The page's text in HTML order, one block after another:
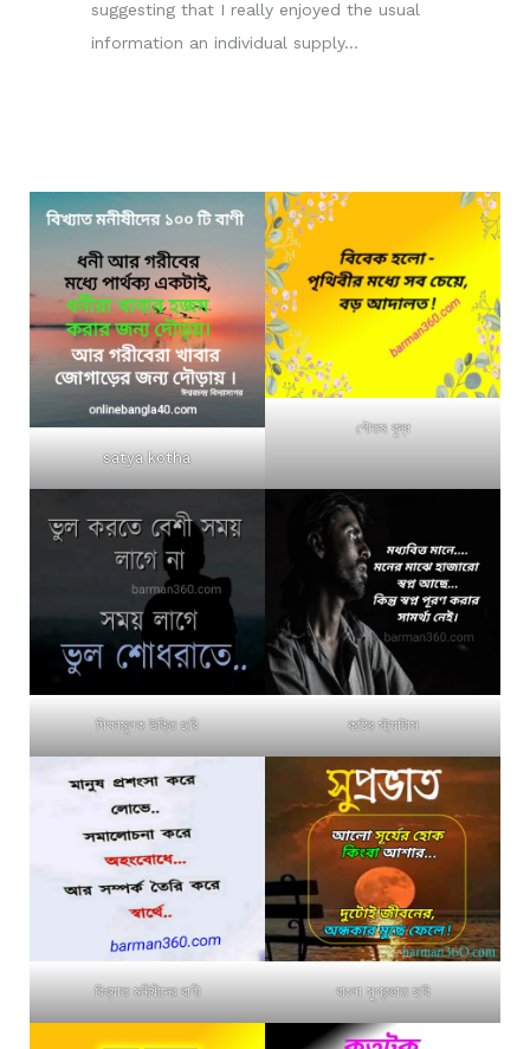
suggesting that I really enjoyed the usual
information an individual supply…
satya kotha
গৌতম বুদ্ধ
শিক্ষামূলক উক্তি ছবি কষ্টের স্ট্যাটাস
বিখ্যাত মনীষীদের বাণী বাংলা সুপ্রভাত ছবি